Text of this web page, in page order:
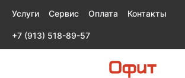
Услуги Сервис Оплата Контакты
+7 (913) 518-89-57